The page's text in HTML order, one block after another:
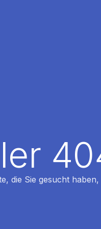
die Sie gesucht